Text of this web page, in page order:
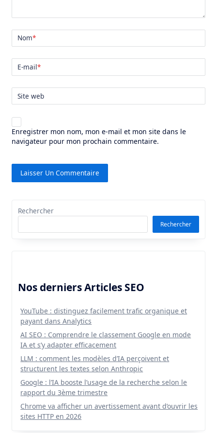
Nom*
E-mail*
Site web
Enregistrer mon nom, mon e-mail et mon site dans le
navigateur pour mon prochain commentaire.
Rechercher
Rechercher
Nos derniers Articles SEO
YouTube : distinguez facilement trafic organique et
payant dans Analytics
AI SEO : Comprendre le classement Google en mode
IA et s’y adapter efficacement
LLM : comment les modèles d’IA perçoivent et
structurent les textes selon Anthropic
Google : l’IA booste l’usage de la recherche selon le
rapport du 3ème trimestre
Chrome va afficher un avertissement avant d’ouvrir les
sites HTTP en 2026